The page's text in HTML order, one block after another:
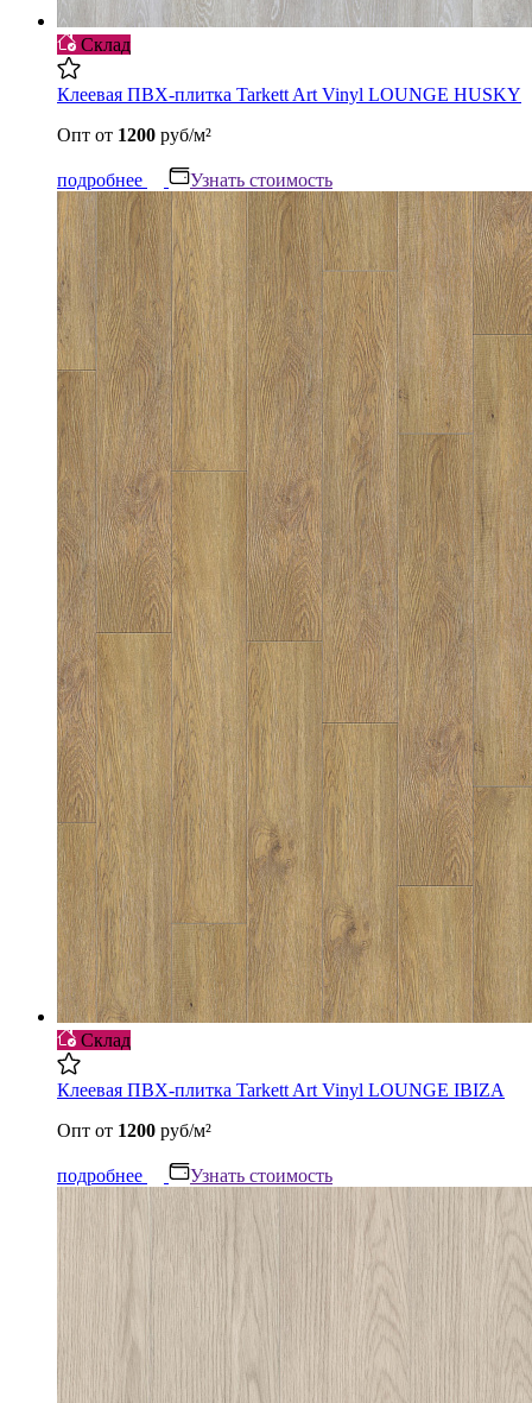
Склад
Клеевая ПВХ-плитка Tarkett Art Vinyl LOUNGE HUSKY
Опт от 1200 руб/м²
подробнее Узнать стоимость
Склад
Клеевая ПВХ-плитка Tarkett Art Vinyl LOUNGE IBIZA
Опт от 1200 руб/м²
подробнее Узнать стоимость